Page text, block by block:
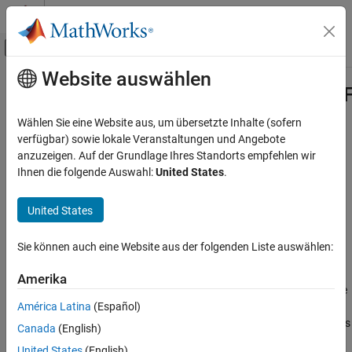
Weiter zum Inhalt
Umschaltung für Off-Canvas-
Startseite der Dokumentation
Manage Design Data
Class
ON THIS PAGE
Methods
See Also
Hauptinhalt
Class
Namespace: Simulink.data.adapters
formats
expand all in page
TheSimulink.data.adapters.BaseMatlabFileAdapterclass is the
base class for custom file adapters that the
loadVariablesFromExternalSource
function uses to load variables
Website auswählen
Wählen Sie eine Website aus, um übersetzte Inhalte (sofern
verfügbar) sowie lokale Veranstaltungen und Angebote
anzuzeigen. Auf der Grundlage Ihres Standorts empfehlen wir
Ihnen die folgende Auswahl:United States.
United States
Sie können auch eine Website aus der folgenden Liste auswählen:
Amerika
América Latina (Español)
Canada (English)